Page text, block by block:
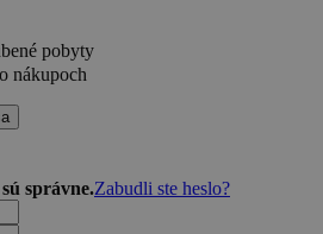
pobyty
nákupoch
správne.Zabudli ste heslo?